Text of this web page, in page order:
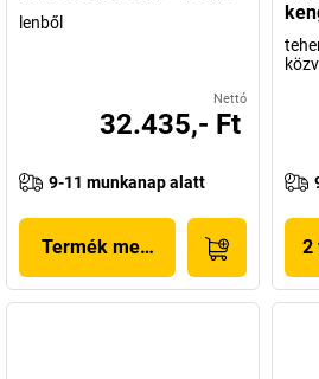
lenből
Nettó
32.435,- Ft
9-11 munkanap alatt
Termék megjelenítése 2